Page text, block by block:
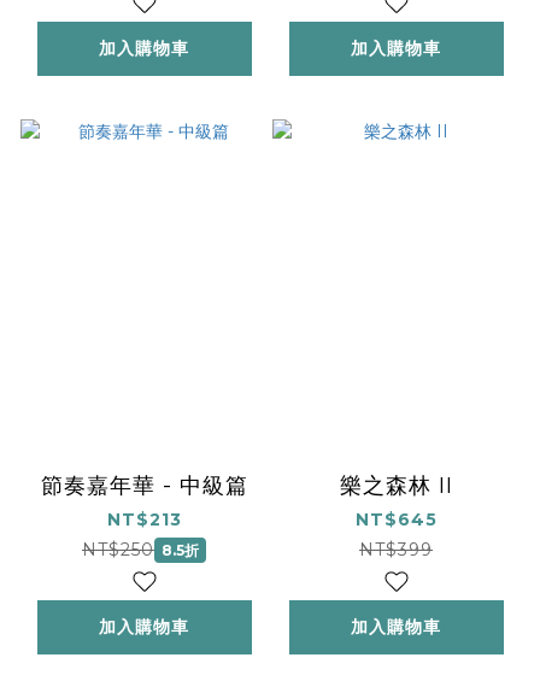
加入購物車 加入購物車
節奏嘉年華 - 中級篇
NT$213
NT$250 8.5折
加入購物車
樂之森林 II
NT$645
NT$399
加入購物車